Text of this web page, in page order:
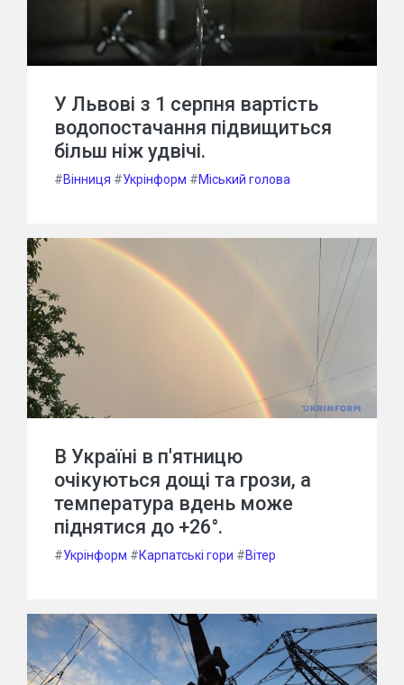
У Львові з 1 серпня вартість
водопостачання підвищиться
більш ніж удвічі.
#Вінниця #Укрінформ #Міський голова
В Україні в п'ятницю
очікуються дощі та грози, а
температура вдень може
піднятися до +26°.
#Укрінформ #Карпатські гори #Вітер